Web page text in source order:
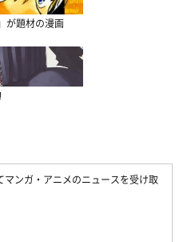
が題材の漫画
マンガ・アニメのニュースを受け取